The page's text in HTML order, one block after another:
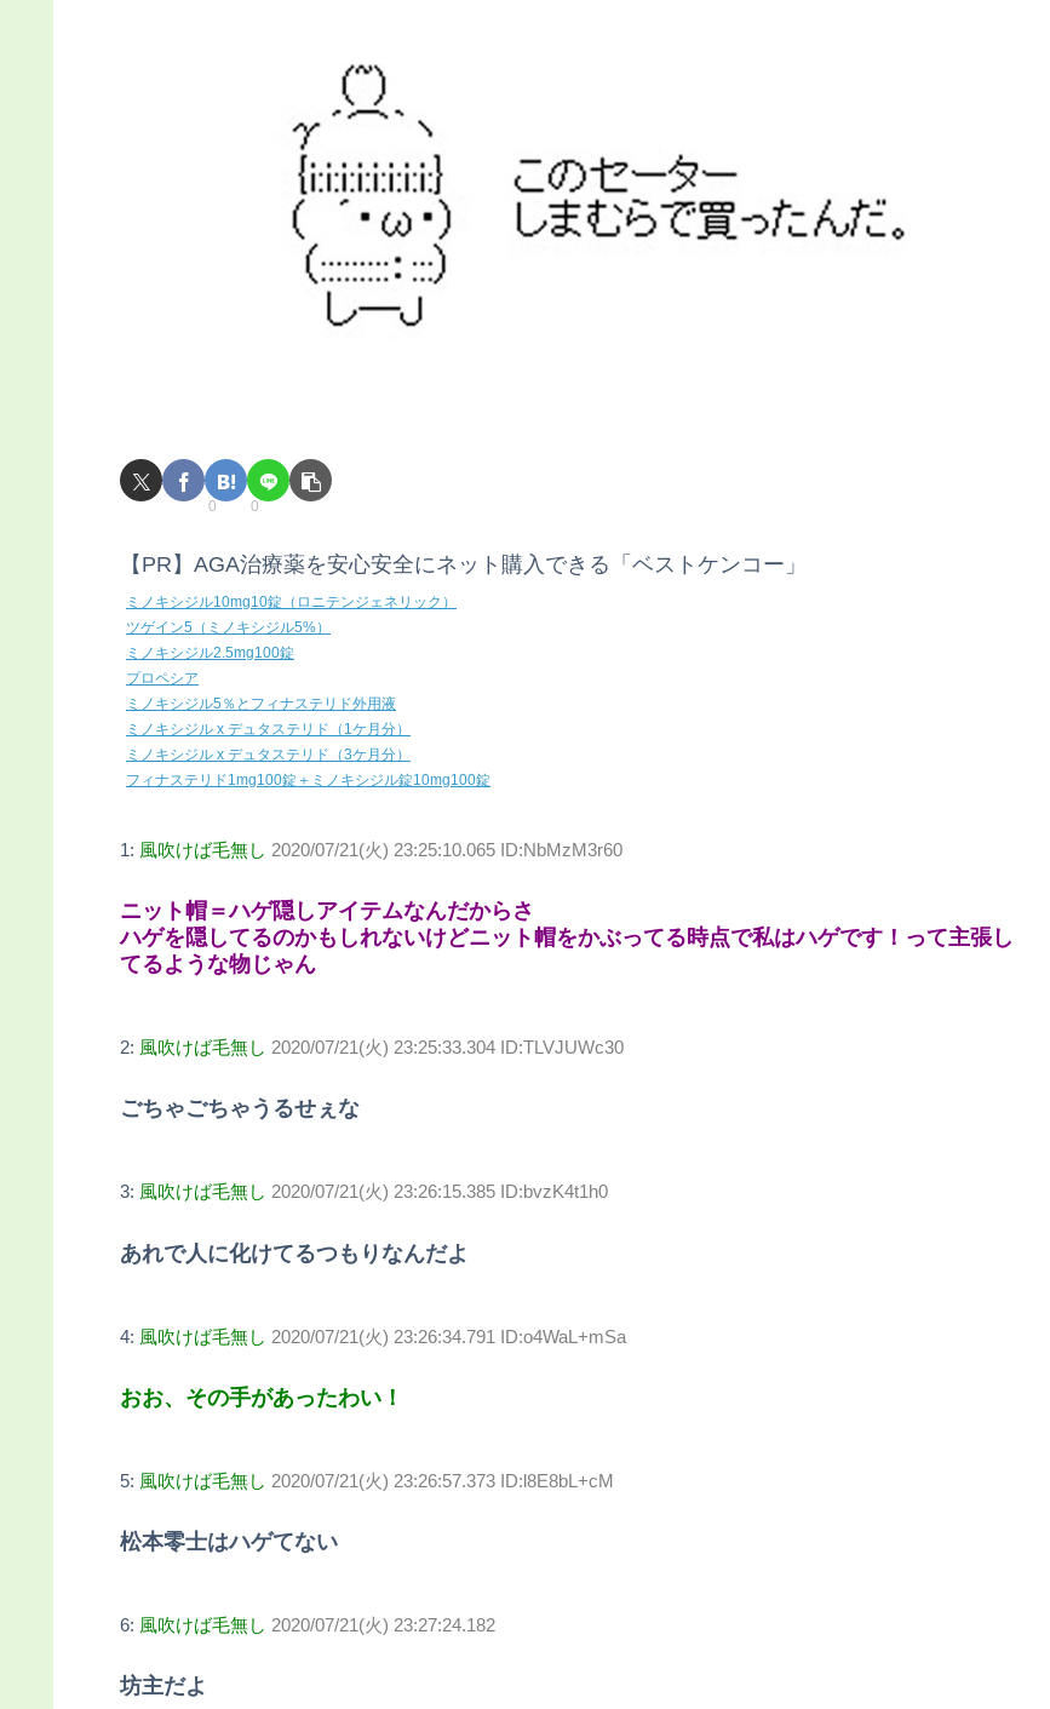
0 0
【PR】AGA治療薬を安心安全にネット購入できる「ベストケンコー」
ミノキシジル10mg10錠（ロニテンジェネリック）
ツゲイン5（ミノキシジル5%）
ミノキシジル2.5mg100錠
プロペシア
ミノキシジル5％とフィナステリド外用液
ミノキシジル x デュタステリド（1ケ月分）
ミノキシジル x デュタステリド（3ケ月分）
フィナステリド1mg100錠＋ミノキシジル錠10mg100錠
1: 風吹けば毛無し 2020/07/21(火) 23:25:10.065 ID:NbMzM3r60
ニット帽＝ハゲ隠しアイテムなんだからさ
ハゲを隠してるのかもしれないけどニット帽をかぶってる時点で私はハゲです！って主張し
てるような物じゃん
2: 風吹けば毛無し 2020/07/21(火) 23:25:33.304 ID:TLVJUWc30
ごちゃごちゃうるせぇな
3: 風吹けば毛無し 2020/07/21(火) 23:26:15.385 ID:bvzK4t1h0
あれで人に化けてるつもりなんだよ
4: 風吹けば毛無し 2020/07/21(火) 23:26:34.791 ID:o4WaL+mSa
おお、その手があったわい！
5: 風吹けば毛無し 2020/07/21(火) 23:26:57.373 ID:l8E8bL+cM
松本零士はハゲてない
6: 風吹けば毛無し 2020/07/21(火) 23:27:24.182
坊主だよ